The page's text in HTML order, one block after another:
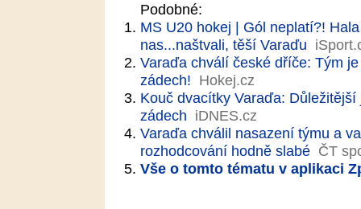
Podobné:
MS U20 hokej | Gól neplatí?!
nas...naštvali, těší Varaďu
Varaďa chválí české dříče: Tým
zádech! Hokej.cz
Kouč dvacítky Varaďa:
zádech iDNES.cz
Varaďa chválil nasazení týmu a
rozhodcování hodně slabé ČT
Vše o tomto tématu v aplikaci